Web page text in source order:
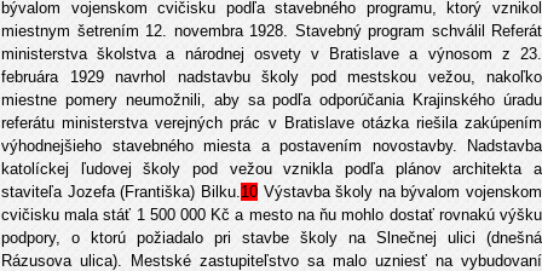
bývalom vojenskom cvičisku podľa stavebného programu, ktorý vznikol
miestnym šetrením 12. novembra 1928. Stavebný program schválil Referát
ministerstva školstva a národnej osvety v Bratislave a výnosom z 23.
februára 1929 navrhol nadstavbu školy pod mestskou vežou, nakoľko
miestne pomery neumožnili, aby sa podľa odporúčania Krajinského úradu
referátu ministerstva verejných prác v Bratislave otázka riešila zakúpením
výhodnejšieho stavebného miesta a postavením novostavby. Nadstavba
katolíckej ľudovej školy pod vežou vznikla podľa plánov architekta a
staviteľa Jozefa (Františka) Bilku.10Výstavba školy na bývalom vojenskom
cvičisku mala stáť 1 500 000 Kč a mesto na ňu mohlo dostať rovnakú výšku
podpory, o ktorú požiadalo pri stavbe školy na Slnečnej ulici (dnešná
Rázusova ulica). Mestské zastupiteľstvo sa malo uzniesť na vybudovaní